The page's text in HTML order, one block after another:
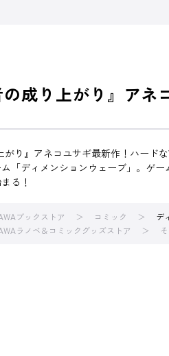
の成り上がり』ア
がり』アネコユサギ最新作！ハード
「ディメンションウェーブ」。ゲ
る！
ブックストア コミック
デ
ラノベ＆コミックグッズストア